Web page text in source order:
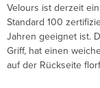
Velours ist derzeit
Standard 100
Jahren geeignet ist.
Griff, hat einen
auf der Rückseite